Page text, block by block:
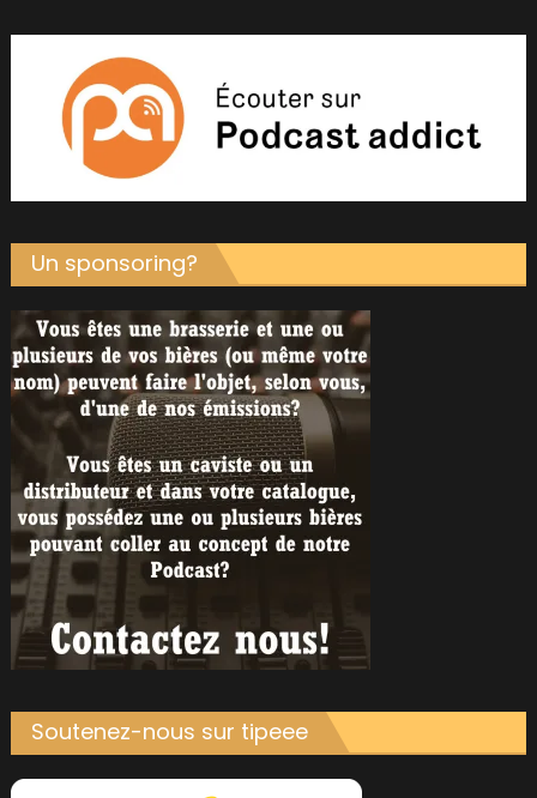
Un sponsoring?
Soutenez-nous sur tipeee